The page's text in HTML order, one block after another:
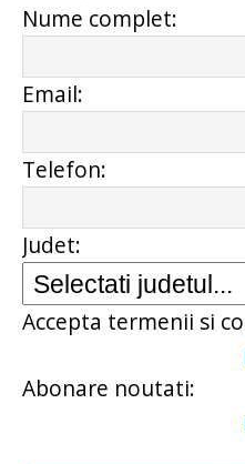
Nume complet:
Email:
Telefon:
Judet:
Accepta termenii si
Abonare noutati: